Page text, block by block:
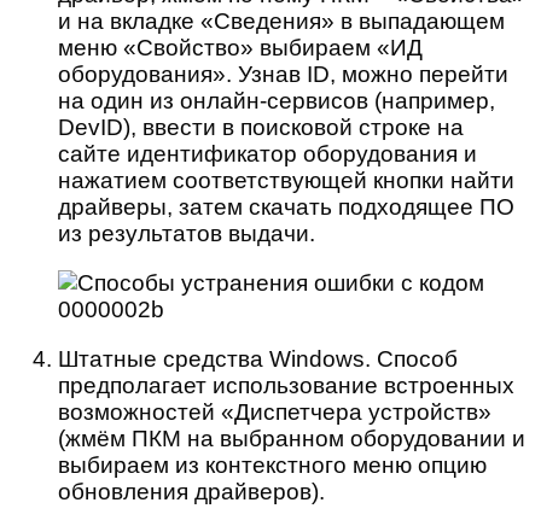
и на вкладке «Сведения» в выпадающем
меню «Свойство» выбираем «ИД
оборудования». Узнав ID, можно перейти
на один из онлайн-сервисов (например,
DevID), ввести в поисковой строке на
сайте идентификатор оборудования и
нажатием соответствующей кнопки найти
драйверы, затем скачать подходящее ПО
из результатов выдачи.
Штатные средства Windows. Способ
предполагает использование встроенных
возможностей «Диспетчера устройств»
(жмём ПКМ на выбранном оборудовании и
выбираем из контекстного меню опцию
обновления драйверов).